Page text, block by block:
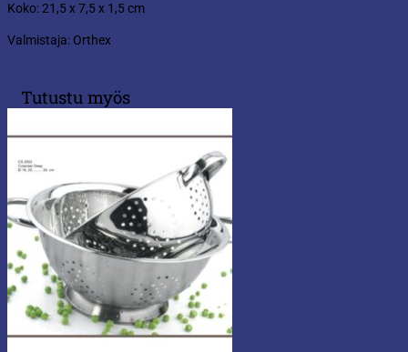
Koko: 21,5 x 7,5 x 1,5 cm
Valmistaja: Orthex
Tutustu myös